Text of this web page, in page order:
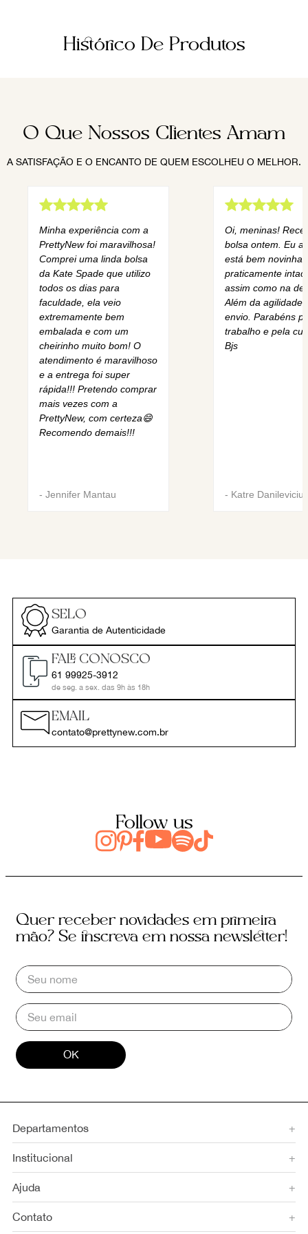
Histórico De Produtos
O Que Nossos Clientes Amam
A SATISFAÇÃO E O ENCANTO DE QUEM ESCOLHEU O MELHOR.
Minha experiência com a
PrettyNew foi maravilhosa!
Comprei uma linda bolsa
da Kate Spade que utilizo
todos os dias para
faculdade, ela veio
extremamente bem
embalada e com um
cheirinho muito bom! O
atendimento é maravilhoso
e a entrega foi super
rápida!!! Pretendo comprar
mais vezes com a
PrettyNew, com certeza😄
Recomendo demais!!!
- Jennifer Mantau
Oi, meninas!
bolsa ontem. Eu
está bem novinha,
praticamente
assim como na
Além da agilidade
envio. Parabéns
trabalho e pela
Bjs
- Katre Danilevicius
SELO
Garantia de Autenticidade
FALE CONOSCO
61 99925-3912
de seg. a sex. das 9h às 18h
EMAIL
contato@prettynew.com.br
Follow us
Quer receber novidades em primeira
mão? Se inscreva em nossa newsletter!
OK
Departamentos +
Institucional +
Ajuda +
Contato +